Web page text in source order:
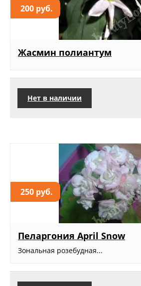
200 руб.
Жасмин полиантум
Нет в наличии
250 руб.
Пеларгония April Snow
Зональная розебудная...